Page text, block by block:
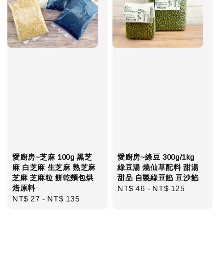
愛廚房~芝麻 100g 黑芝
麻 白芝麻 生芝麻 熟芝麻
芝麻 芝麻粒 餅乾麵包烘
焙原料
Regular
NT$ 27 - NT$ 135
愛廚房~綠豆 300g/1kg
綠豆湯 燒仙草配料 甜湯
甜品 自製綠豆餡 豆沙餡
Regular
NT$ 46 - NT$ 125